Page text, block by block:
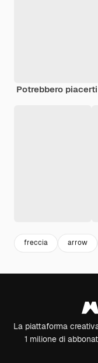
Potrebbero
freccia arrow
La piattaforma
1 milione di